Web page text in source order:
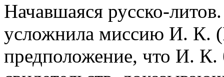
Начавшаяся русско-
усложнила миссию И. К.
предположение, что И.